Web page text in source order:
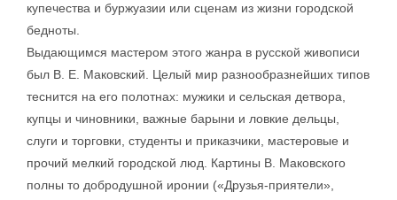
купечества и буржуазии или сценам из жизни городской
бедноты.
Выдающимся мастером этого жанра в русской живописи
был В. Е. Маковский. Целый мир разнообразнейших типов
теснится на его полотнах: мужики и сельская детвора,
купцы и чиновники, важные барыни и ловкие дельцы,
слуги и торговки, студенты и приказчики, мастеровые и
прочий мелкий городской люд. Картины В. Маковского
полны то добродушной иронии («Друзья-приятели»,